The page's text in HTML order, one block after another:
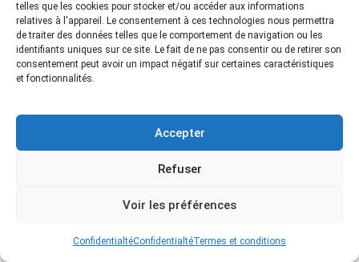
telles que les cookies pour stocker et/ou accéder aux informations
relatives à l'appareil. Le consentement à ces technologies nous permettra
de traiter des données telles que le comportement de navigation ou les
identifiants uniques sur ce site. Le fait de ne pas consentir ou de retirer son
consentement peut avoir un impact négatif sur certaines caractéristiques
et fonctionnalités.
Accepter
Refuser
Voir les préférences
ConfidentialtéConfidentialtéTermes et conditions
Transfer